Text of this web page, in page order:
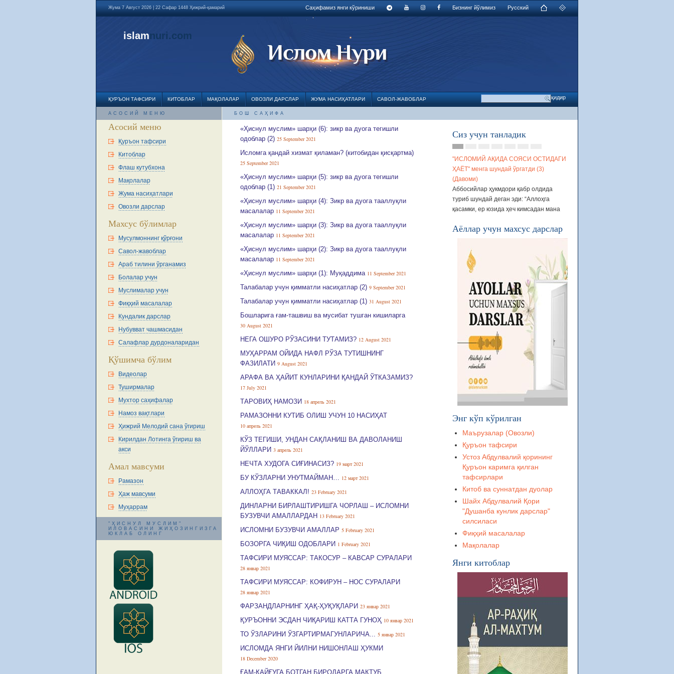
Жума 7 Август 2026 | 22 Сафар 1448 Ҳижрий-қамарий Русский
Бизнинг йўлимиз
Саҳифамиз янги кўриниши
islamnuri.com
ҚУРЪОН ТАФСИРИ КИТОБЛАР МАҚОЛАЛАР ОВОЗЛИ ДАРСЛАР ЖУМА НАСИҲАТЛАРИ САВОЛ-ЖАВОБЛАР
АСОСИЙ МЕНЮ
Асосий меню
Қуръон тафсири
Китоблар
Флаш кутубхона
Мақолалар
Жума насиҳатлари
Овозли дарслар
Махсус бўлимлар
Мусулмоннинг қўрғони
Савол-жавоблар
Араб тилини ўрганамиз
Болалар учун
Муслималар учун
Фиқҳий масалалар
Кундалик дарслар
Нубувват чашмасидан
Салафлар дурдоналаридан
Қўшимча бўлим
Видеолар
Туширмалар
Мухтор саҳифалар
Намоз вақтлари
Ҳижрий Мелодий сана ўгириш
Кирилдан Лотинга ўгириш ва
акси
Амал мавсуми
Рамазон
Ҳаж мавсуми
Муҳаррам
"ҲИСНУЛ МУСЛИМ"
ИЛОВАСИНИ ЖИҲОЗИНГИЗГА
ЮКЛАБ ОЛИНГ
БОШ САҲИФА
«Ҳиснул муслим» шарҳи (6): зикр ва дуога тегишли
одоблар (2) 25 September 2021
Исломга қандай хизмат қиламан? (китобидан қисқартма)
25 September 2021
«Ҳиснул муслим» шарҳи (5): зикр ва дуога тегишли
одоблар (1) 21 September 2021
«Ҳиснул муслим» шарҳи (4): Зикр ва дуога тааллуқли
масалалар 11 September 2021
«Ҳиснул муслим» шарҳи (3): Зикр ва дуога тааллуқли
масалалар 11 September 2021
«Ҳиснул муслим» шарҳи (2): Зикр ва дуога тааллуқли
масалалар 11 September 2021
«Ҳиснул муслим» шарҳи (1): Муқаддима 11 September 2021
Талабалар учун қимматли насиҳатлар (2) 9 September 2021
Талабалар учун қимматли насиҳатлар (1) 31 August 2021
Бошларига ғам-ташвиш ва мусибат тушган кишиларга
30 August 2021
НЕГА ОШУРО РЎЗАСИНИ ТУТАМИЗ? 12 August 2021
МУҲАРРАМ ОЙИДА НАФЛ РЎЗА ТУТИШНИНГ
ФАЗИЛАТИ 9 August 2021
АРАФА ВА ҲАЙИТ КУНЛАРИНИ ҚАНДАЙ ЎТКАЗАМИЗ?
17 July 2021
ТАРОВИҲ НАМОЗИ 18 апрель 2021
РАМАЗОННИ КУТИБ ОЛИШ УЧУН 10 НАСИҲАТ
10 апрель 2021
КЎЗ ТЕГИШИ, УНДАН САҚЛАНИШ ВА ДАВОЛАНИШ
ЙЎЛЛАРИ 3 апрель 2021
НЕЧТА ХУДОГА СИҒИНАСИЗ? 19 март 2021
БУ КЎЗЛАРНИ УНУТМАЙМАН… 12 март 2021
АЛЛОҲГА ТАВАККАЛ! 23 February 2021
ДИНЛАРНИ БИРЛАШТИРИШГА ЧОРЛАШ – ИСЛОМНИ
БУЗУВЧИ АМАЛЛАРДАН 13 February 2021
ИСЛОМНИ БУЗУВЧИ АМАЛЛАР 5 February 2021
БОЗОРГА ЧИҚИШ ОДОБЛАРИ 1 February 2021
ТАФСИРИ МУЯССАР: ТАКОСУР ­– КАВСАР CУРАЛАРИ
28 январ 2021
ТАФСИРИ МУЯССАР: КОФИРУН ­– НОС CУРАЛАРИ
28 январ 2021
ФАРЗАНДЛАРНИНГ ҲАҚ-ҲУҚУҚЛАРИ 23 январ 2021
ҚУРЪОННИ ЭСДАН ЧИҚАРИШ КАТТА ГУНОҲ 10 январ 2021
ТО ЎЗЛАРИНИ ЎЗГАРТИРМАГУНЛАРИЧА... 5 январ 2021
ИСЛОМДА ЯНГИ ЙИЛНИ НИШОНЛАШ ҲУКМИ
18 December 2020
ҒАМ-ҚАЙҒУГА БОТГАН БИРОДАРГА МАКТУБ
Сиз учун танладик
"ИСЛОМИЙ АҚИДА СОЯСИ ОСТИДАГИ
ҲАЁТ" менга шундай ўргатди (3)
(Давоми)
Аббосийлар ҳукмдори қабр олдида
туриб шундай деган эди: “Аллоҳга
қасамки, ер юзида ҳеч кимсадан мана
қўрққанчалик қўрқмас эдим. Аллоҳга
шундоққина олдимда шерни кўргандек
бўлур эдим”
Аёллар учун махсус дарслар
Энг кўп кўрилган
Маърузалар (Овозли)
Қуръон тафсири
Устоз Абдулвалий қорининг
Қуръон каримга қилган
тафсирлари
Китоб ва суннатдан дуолар
Шайх Абдулвалий Қори
"Душанба кунлик дарслар"
силсиласи
Фиқҳий масалалар
Мақолалар
Янги китоблар